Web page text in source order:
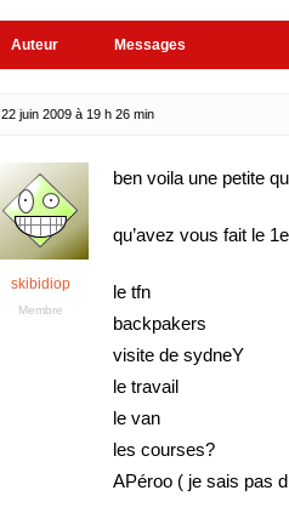
Auteur Messages
22 juin 2009 à 19 h 26 min
skibidiop
Membre
ben voila une petite
qu’avez vous fait le
le tfn
backpakers
visite de sydneY
le travail
le van
les courses?
APéroo ( je sais pas